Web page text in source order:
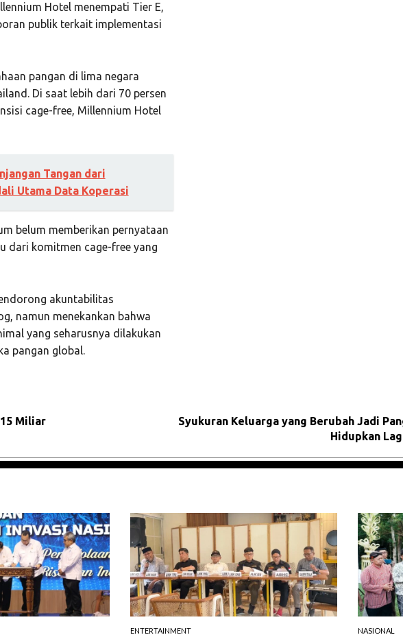
Hotel menempati Tier E,
publik terkait implementasi
pangan di lima negara
Di saat lebih dari 70 persen
cage-free, Millennium Hotel
Tangan dari
Utama Data Koperasi
belum memberikan pernyataan
dari komitmen cage-free yang
akuntabilitas
namun menekankan bahwa
yang seharusnya dilakukan
pangan global.
Miliar
Syukuran Keluarga yang Berubah Jadi
Hidupkan
ENTERTAINMENT NASIONAL